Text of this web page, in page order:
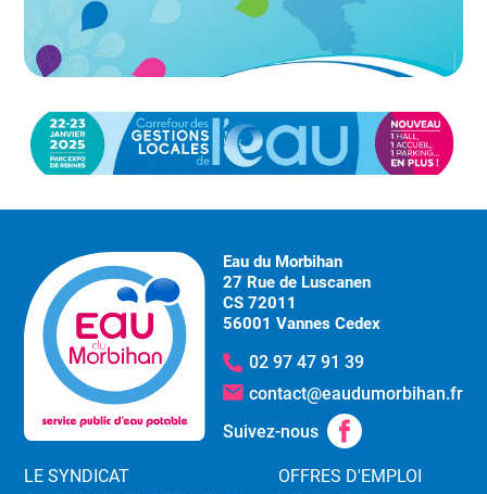
Eau du Morbihan
27 Rue de Luscanen
CS 72011
56001 Vannes Cedex
02 97 47 91 39
contact@eaudumorbihan.fr
Suivez-nous
LE SYNDICAT
OFFRES D'EMPLOI